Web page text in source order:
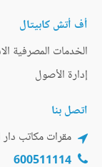
أف أتش كابيتال
الخدمات المصرفية
إدارة الأصول
اتصل بنا
مقرات مكاتب دار
600511114